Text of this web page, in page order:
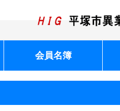
会員名簿